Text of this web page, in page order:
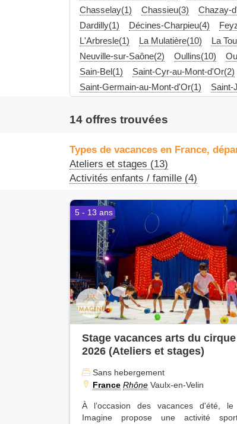
Chasselay(1)
Chassieu(3) Chazay-
Dardilly(1)
Décines-Charpieu(4)
L'Arbresle(1)
La Mulatière(10) La
Neuville-sur-Saône(2)
Oullins(10)
Sain-Bel(1)
Saint-Cyr-au-Mont-d'Or(2)
Saint-Germain-au-Mont-d'Or(1)
Saint-
Villefranche-sur-Saône(1)
14 offres trouvées
Types de vacances en France,
Ateliers et stages (13)
Activités enfants / famille (4)
5 - 13 ans
Stage vacances arts du
2026 (Ateliers et stages)
Sans hebergement
France Rhône Vaulx-en-Velin
À l’occasion des vacances d'été, le
Imagine propose une activité